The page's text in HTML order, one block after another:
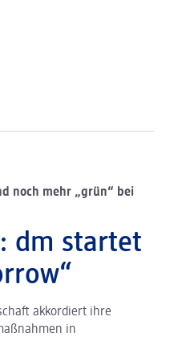
noch mehr „grün“ bei
dm startet
akkordiert ihre
in